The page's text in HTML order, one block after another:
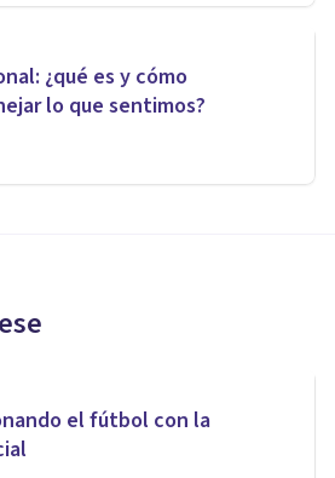
¿qué es y cómo
lo que sentimos?
el fútbol con la